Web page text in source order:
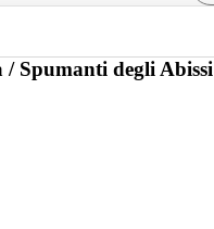
/ Spumanti degli Abissi